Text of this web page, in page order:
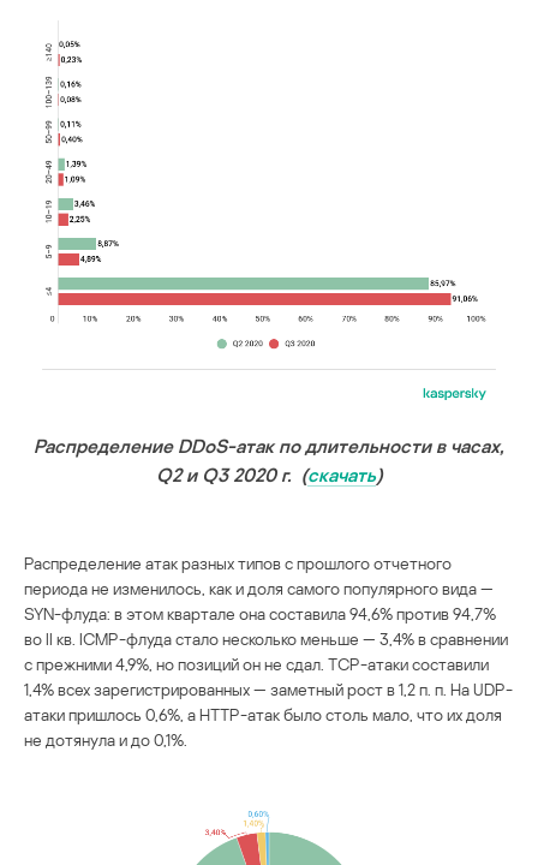
Распределение DDoS-атак по длительности в часах,
Q2 и Q3 2020 г. (скачать)
Распределение атак разных типов с прошлого отчетного
периода не изменилось, как и доля самого популярного вида —
SYN-флуда: в этом квартале она составила 94,6% против 94,7%
во II кв. ICMP-флуда стало несколько меньше — 3,4% в сравнении
с прежними 4,9%, но позиций он не сдал. TCP-атаки составили
1,4% всех зарегистрированных — заметный рост в 1,2 п. п. На UDP-
атаки пришлось 0,6%, а HTTP-атак было столь мало, что их доля
не дотянула и до 0,1%.